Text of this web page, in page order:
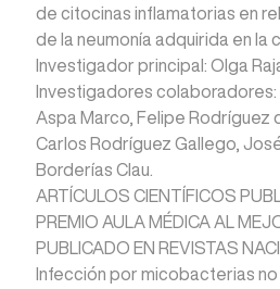
de citocinas inflamatorias en
de la neumonía adquirida en la
Investigador principal: Olga
Investigadores colaboradores:
Aspa Marco, Felipe Rodríguez
Carlos Rodríguez Gallego,
Borderías Clau.
ARTÍCULOS CIENTÍFICOS
PREMIO AULA MÉDICA AL
PUBLICADO EN REVISTAS
Infección por micobacterias